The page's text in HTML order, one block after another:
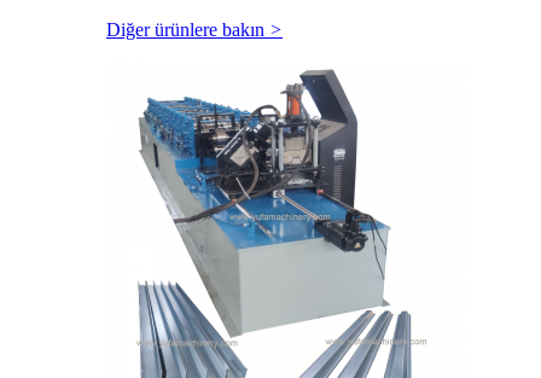
Diğer ürünlere bakın >